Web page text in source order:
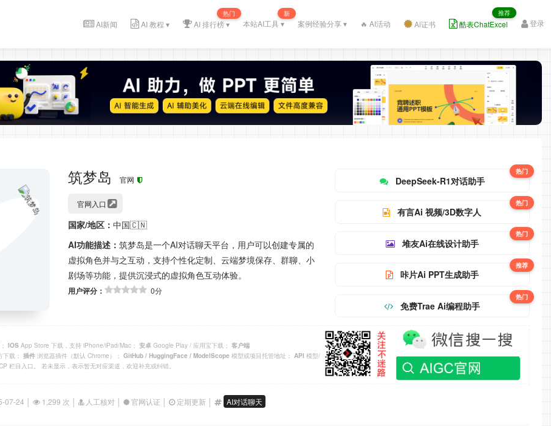
AI新闻 AI 教程 ▾ AI 排行榜 ▾
热门
本站AI工具 ▾
新
案例经验分享 ▾ 🔥 AI活动 Ai证书 酷表ChatExcel
推荐
登录
筑梦岛 官网
官网入口
国家/地区： 中国🇨🇳
AI功能描述： 筑梦岛是一个AI对话聊天平台，用户可以创建专属的
虚拟角色并与之互动，支持个性化定制、云端梦境保存、群聊、小
剧场等功能，提供沉浸式的虚拟角色互动体验。
用户评分： 0分
DeepSeek-R1对话助手
热门
有言Ai 视频/3D数字人
热门
堆友Ai在线设计助手
热门
咔片Ai PPT生成助手
推荐
免费Trae Ai编程助手
热门
IOS App Store 下载，支持 iPhone/iPad/Mac； 安卓 Google Play / 应用宝下载； 客户端
载； 插件 浏览器插件（默认 Chrome）； GitHub / HuggingFace / ModelScope 模型或项目托管地址； API 模型/
栏目入口。 若未显示，表示暂无对应渠道，欢迎补充或纠错。
07-24 │ 1,299 次 │ 人工核对 │ 官网认证 │ 定期更新 │ AI对话聊天